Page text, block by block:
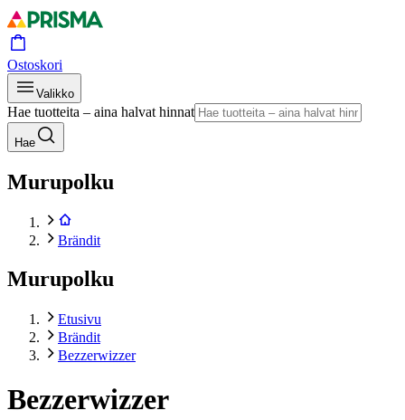
Ostoskori
Valikko
Hae tuotteita – aina halvat hinnat
Hae
Murupolku
Brändit
Murupolku
Etusivu
Brändit
Bezzerwizzer
Bezzerwizzer